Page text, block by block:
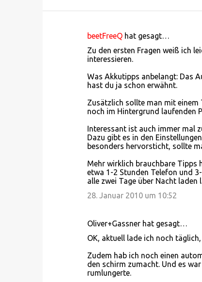
beetFreeQhat gesagt…
Zu den ersten Fragen weiß ich
interessieren.
Was Akkutipps anbelangt: Das
hast du ja schon erwähnt.
Zusätzlich sollte man mit einem
noch im Hintergrund laufenden
Interessant ist auch immer mal
Dazu gibt es in den
besonders hervorsticht, sollte
Mehr wirklich brauchbare Tipps
etwa 1-2 Stunden Telefon und
alle zwei Tage über Nacht laden
28. Januar 2010 um 10:52
Oliver+Gassner hat gesagt…
OK, aktuell lade ich noch
Zudem hab ich noch einen
den schirm zumacht. Und es
rumlungerte.